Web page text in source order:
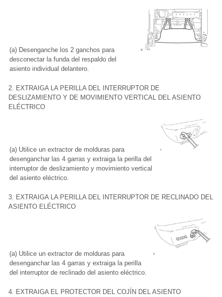
(a) Desenganche los 2 ganchos para
desconectar la funda del respaldo del
asiento individual delantero.
2. EXTRAIGA LA PERILLA DEL INTERRUPTOR DE
DESLIZAMIENTO Y DE MOVIMIENTO VERTICAL DEL ASIENTO
ELÉCTRICO
(a) Utilice un extractor de molduras para
desenganchar las 4 garras y extraiga la perilla del
interruptor de deslizamiento y movimiento vertical
del asiento eléctrico.
3. EXTRAIGA LA PERILLA DEL INTERRUPTOR DE RECLINADO DEL
ASIENTO ELÉCTRICO
(a) Utilice un extractor de molduras para
desenganchar las 4 garras y extraiga la perilla
del interruptor de reclinado del asiento eléctrico.
4. EXTRAIGA EL PROTECTOR DEL COJÍN DEL ASIENTO